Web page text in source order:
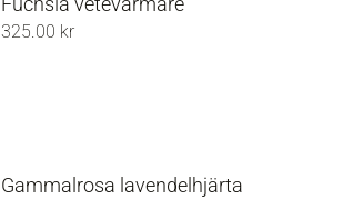
325.00 kr
Gammalrosa lavendelhjärta